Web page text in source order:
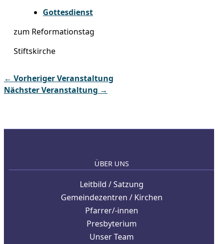
Gottesdienst
zum Reformationstag
Stiftskirche
← Vorheriger Veranstaltung
Nächster Veranstaltung →
ÜBER UNS
Leitbild / Satzung
Gemeindezentren / Kirchen
Pfarrer/-innen
Presbyterium
Unser Team